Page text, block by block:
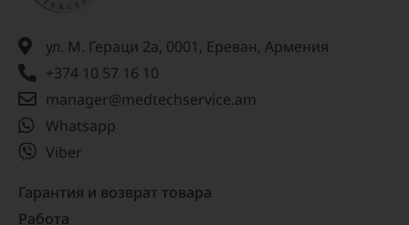
ул. М. Гераци 2а, 0001, Ереван, Армения
+374 10 57 16 10
manager@medtechservice.am
Whatsapp
Viber
Гарантия и возврат товара
Работа